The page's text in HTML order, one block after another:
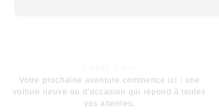
Votre prochaine aventure commence ici : une
voiture neuve ou d’occasion qui répond à toutes
vos attentes.